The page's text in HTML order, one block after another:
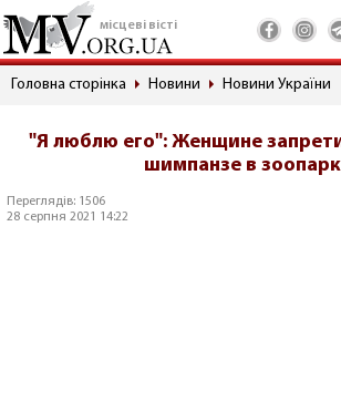
місцеві вісті
Головна сторінка Новини Новини України
"Я люблю его": Женщине
шимпанзе в
Переглядів: 1506
28 серпня 2021 14:22